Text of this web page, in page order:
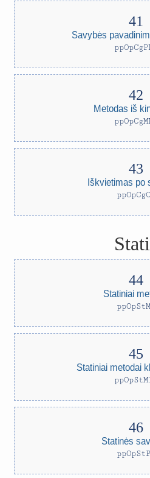
Savybės
Metodas iš
Iškvietimas po
Statiniai
Statiniai metodai
Statinės